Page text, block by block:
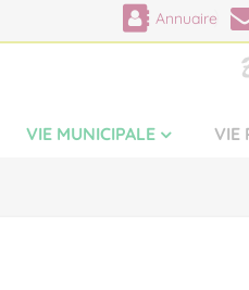
Annuaire
VIE MUNICIPALE VIE